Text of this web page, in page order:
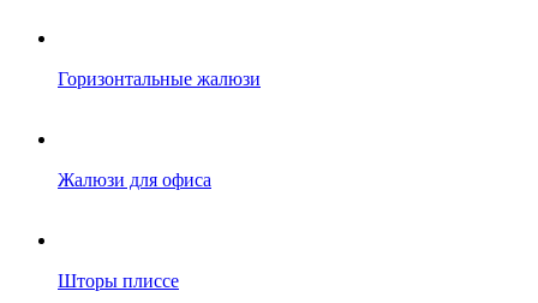
Горизонтальные жалюзи
Жалюзи для офиса
Шторы плиссе